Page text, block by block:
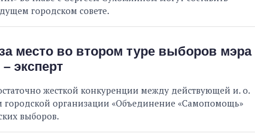
городском совете.
место во втором туре выборов мэра
эксперт
жесткой конкуренции между действующей и. о.
организации «Объединение «Самопомощь»
выборов.